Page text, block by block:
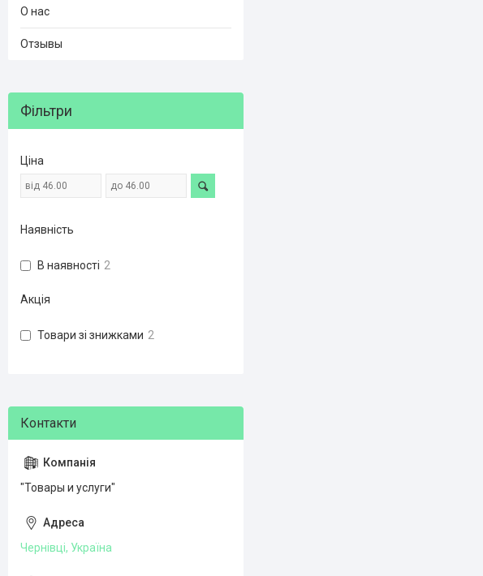
О нас
Отзывы
Фільтри
Ціна
Наявність
В наявності 2
Акція
Товари зі знижками 2
"Товары и услуги"
Чернівці, Україна